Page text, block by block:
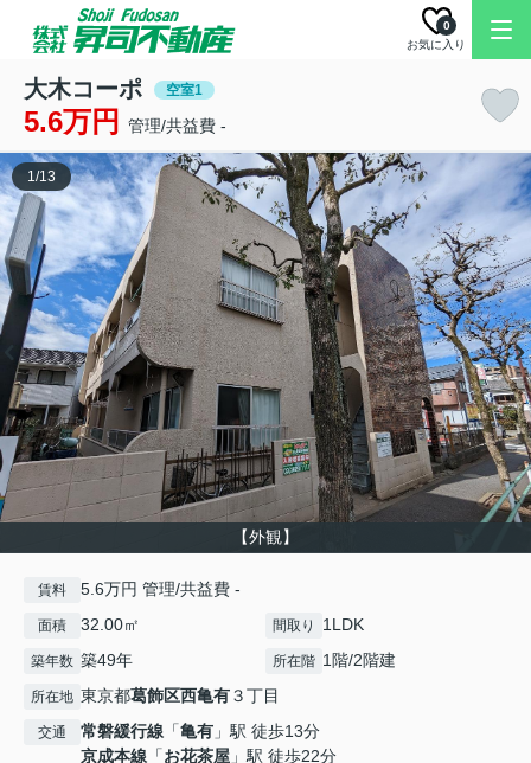
お気に入り
0
大木コーポ 空室1
5.6万円 管理/共益費 -
【外観】
1/13
賃料 5.6万円 管理/共益費 -
面積 32.00㎡ 間取り 1LDK
築年数 築49年 所在階 1階/2階建
所在地 東京都葛飾区西亀有３丁目
交通 常磐緩行線 「亀有 」駅 徒歩13分
京成本線 「お花茶屋 」駅 徒歩22分